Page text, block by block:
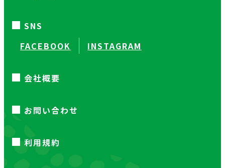
SNS
FACEBOOK
INSTAGRAM
会社概要
お問い合わせ
利用規約